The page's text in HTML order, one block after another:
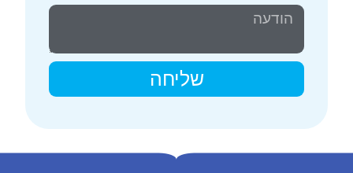
שליחה